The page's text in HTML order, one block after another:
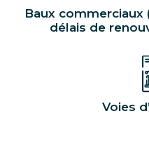
Baux
délais de
Voies